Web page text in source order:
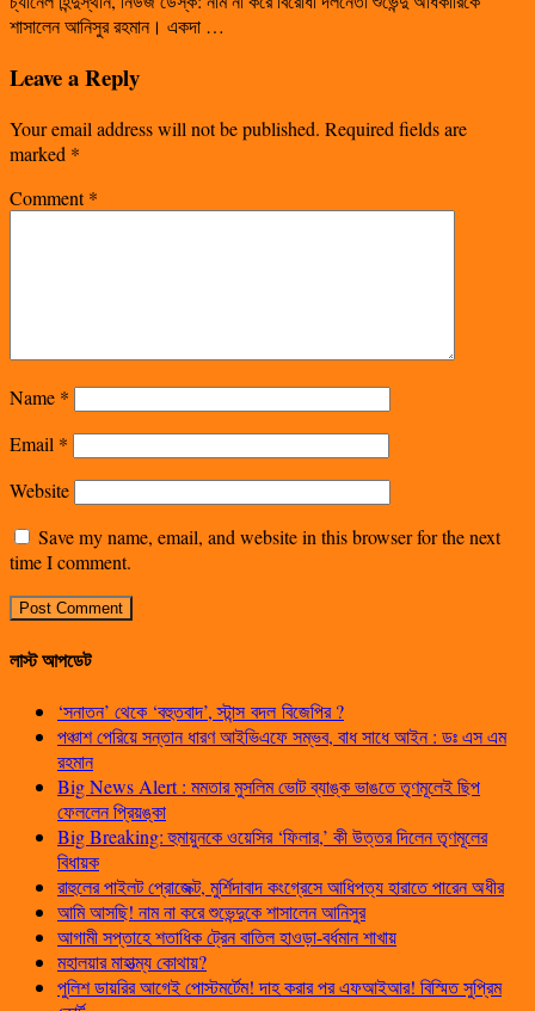
শাসালেন আনিসুর রহমান। একদা …
Leave a Reply
Your email address will not be published. Required fields are
marked *
Comment*
Name *
Email *
Website
Save my name, email, and website in this browser for the next
time I comment.
লাস্ট আপডেট
‘সনাতন’ থেকে ‘বহুতবাদ’, স্টান্স বদল বিজেপির ?
পঞ্চাশ পেরিয়ে সন্তান ধারণ আইভিএফে সম্ভব, বাধ সাধে আইন : ডঃ এস এম
রহমান
Big News Alert : মমতার মুসলিম ভোট ব্যাঙ্ক ভাঙতে তৃণমূলেই ছিপ
ফেললেন প্রিয়ঙ্কা
Big Breaking: হুমায়ুনকে ওয়েসির ‘ফিলার,’ কী উত্তর দিলেন তৃণমূলের
বিধায়ক
রাহুলের পাইলট প্রোজেক্ট, মুর্শিদাবাদ কংগ্রেসে আধিপত্য হারাতে পারেন অধীর
আমি আসছি! নাম না করে শুভেন্দুকে শাসালেন আনিসুর
আগামী সপ্তাহে শতাধিক ট্রেন বাতিল হাওড়া-বর্ধমান শাখায়
মহালয়ার মাহাত্ম্য কোথায়?
পুলিশ ডায়রির আগেই পোস্টমর্টেম! দাহ করার পর এফআইআর! বিস্মিত সুপ্রিম